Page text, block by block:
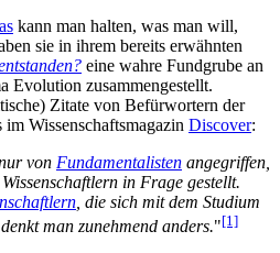
kann man halten, was man will,
sie in ihrem bereits erwähnten
eine wahre Fundgrube an
Evolution zusammengestellt.
Zitate von Befürwortern der
im Wissenschaftsmagazin Discover:
von Fundamentalisten angegriffen,
in Frage gestellt.
, die sich mit dem Studium
man zunehmend anders."[1]